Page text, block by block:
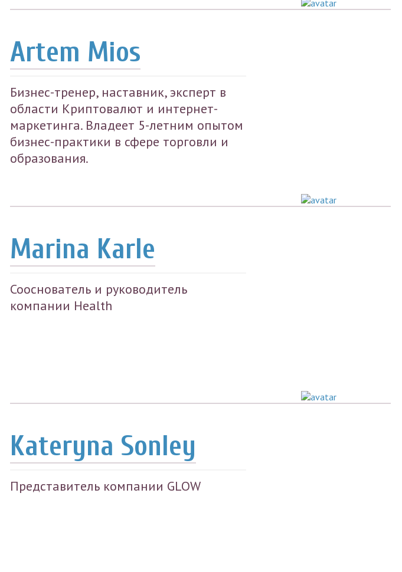
Artem Mios
Бизнес-тренер, наставник, эксперт в
области Криптовалют и интернет-
маркетинга. Владеет 5-летним опытом
бизнес-практики в сфере торговли и
образования.
Marina Karle
Сооснователь и руководитель
компании Health
Kateryna Sonley
Представитель компании GLOW